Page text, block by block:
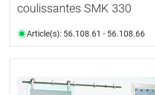
coulissantes SMK 330
Article(s): 56.108.61 - 56.108.66